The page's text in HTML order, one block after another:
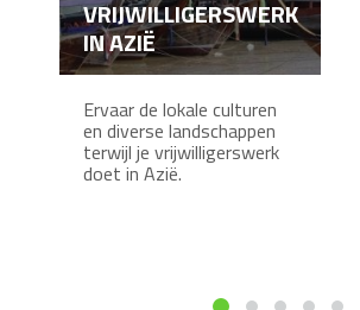
VRIJWILLIGERSWERK
IN AZIË
Ervaar de lokale culturen
en diverse landschappen
terwijl je vrijwilligerswerk
doet in Azië.